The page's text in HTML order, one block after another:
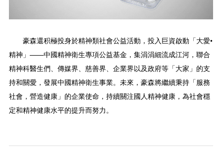
豪森還积極投身於精神類社會公益活動，投入巨資啟動「大愛•
精神」——中國精神衛生專項公益基金，集涓涓細流成江河，聯合
精神科醫生們、傳媒界、慈善界、企業界以及政府等「大家」的支
持和關愛，發展中國精神衛生事業。未來，豪森將繼續秉持「服務
社會，營造健康」的企業使命，持續關注國人精神健康，為社會穩
定和精神健康水平的提升而努力。